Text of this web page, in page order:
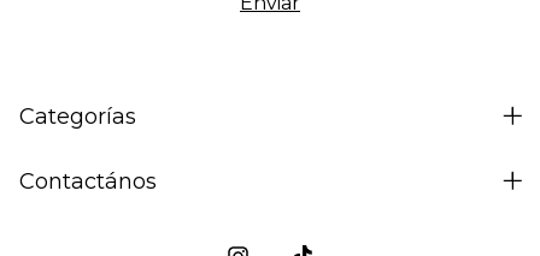
Categorías
Contactános